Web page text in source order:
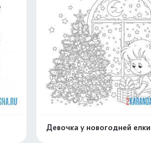
Девочка у новогодней елки